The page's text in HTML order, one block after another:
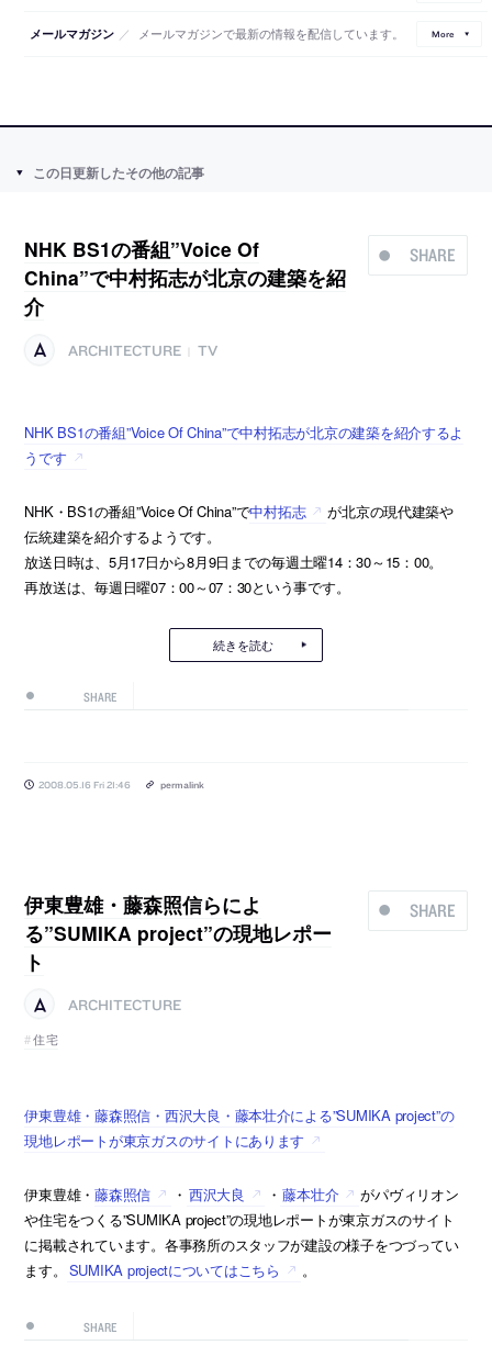
メールマガジン ／ メールマガジンで最新の情報を配信しています。 More
この日更新したその他の記事
SHARE
NHK BS1の番組”Voice Of
China”で中村拓志が北京の建築を紹
介
ARCHITECTURE TV
NHK BS1の番組”Voice Of China”で中村拓志が北京の建築を紹介するよ
うです
NHK・BS1の番組”Voice Of China”で中村拓志
が北京の現代建築や
伝統建築を紹介するようです。
放送日時は、5月17日から8月9日までの毎週土曜14：30～15：00。
再放送は、毎週日曜07：00～07：30という事です。
続きを読む
SHARE
2008.05.16 Fri 21:46 permalink
SHARE
伊東豊雄・藤森照信らによ
る”SUMIKA project”の現地レポー
ト
ARCHITECTURE
住宅
伊東豊雄・藤森照信・西沢大良・藤本壮介による”SUMIKA project”の
現地レポートが東京ガスのサイトにあります
伊東豊雄・藤森照信 ・ 西沢大良 ・ 藤本壮介
がパヴィリオン
や住宅をつくる”SUMIKA project”の現地レポートが東京ガスのサイト
に掲載されています。各事務所のスタッフが建設の様子をつづってい
ます。 SUMIKA projectについてはこちら 。
SHARE